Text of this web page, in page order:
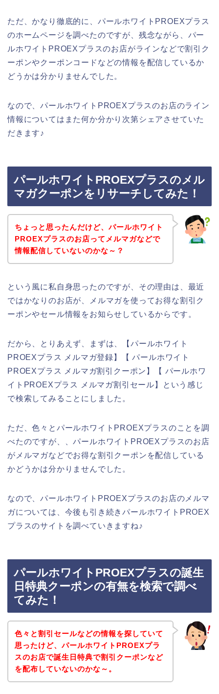
ただ、かなり徹底的に、パールホワイトPROEXプラス
のホームページを調べたのですが、残念ながら、パー
ルホワイトPROEXプラスのお店がラインなどで割引ク
ーポンやクーポンコードなどの情報を配信しているか
どうかは分かりませんでした。
なので、パールホワイトPROEXプラスのお店のライン
情報についてはまた何か分かり次第シェアさせていた
だきます♪
パールホワイトPROEXプラスのメル
マガクーポンをリサーチしてみた！
ちょっと思ったんだけど、パールホワイト
PROEXプラスのお店ってメルマガなどで
情報配信していないのかな～？
という風に私自身思ったのですが、その理由は、最近
ではかなりのお店が、メルマガを使ってお得な割引ク
ーポンやセール情報をお知らせしているからです。
だから、とりあえず、まずは、【パールホワイト
PROEXプラス メルマガ登録】【 パールホワイト
PROEXプラス メルマガ割引クーポン】【 パールホワ
イトPROEXプラス メルマガ割引セール】という感じ
で検索してみることにしました。
ただ、色々とパールホワイトPROEXプラスのことを調
べたのですが、、パールホワイトPROEXプラスのお店
がメルマガなどでお得な割引クーポンを配信している
かどうかは分かりませんでした。
なので、パールホワイトPROEXプラスのお店のメルマ
ガについては、今後も引き続きパールホワイトPROEX
プラスのサイトを調べていきますね♪
パールホワイトPROEXプラスの誕生
日特典クーポンの有無を検索で調べ
てみた！
色々と割引セールなどの情報を探していて
思ったけど、パールホワイトPROEXプラ
スのお店で誕生日特典で割引クーポンなど
を配布していないのかな～。